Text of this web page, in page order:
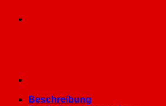
S6-
Beschreibung